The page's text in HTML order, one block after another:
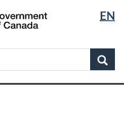
la
langue
EN